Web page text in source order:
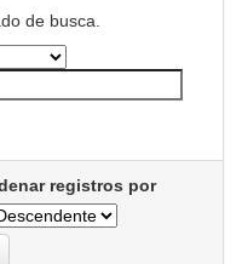
de busca.
registros por